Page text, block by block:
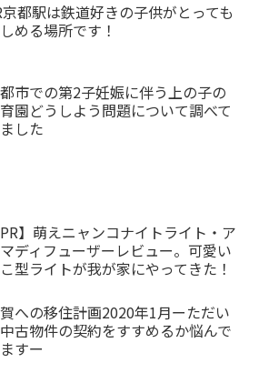
都駅は鉄道好きの子供がとっても
める場所です！
市での第2子妊娠に伴う上の子の
園どうしよう問題について調べて
した
PR】萌えニャンコナイトライト・ア
ディフューザーレビュー。可愛い
型ライトが我が家にやってきた！
への移住計画2020年1月ーただい
古物件の契約をすすめるか悩んで
すー